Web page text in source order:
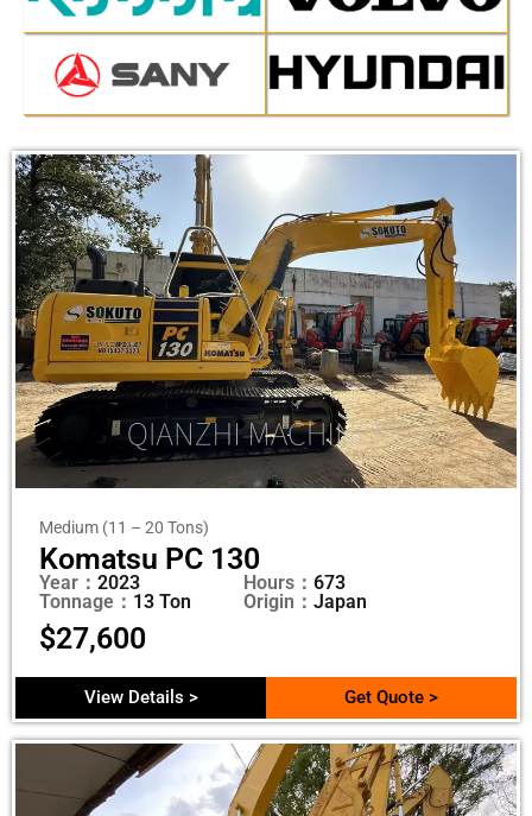
Medium (11 – 20 Tons)
Komatsu PC 130
Year： 2023
Tonnage： 13 Ton
Hours： 673
Origin： Japan
$27,600
View Details > Get Quote >